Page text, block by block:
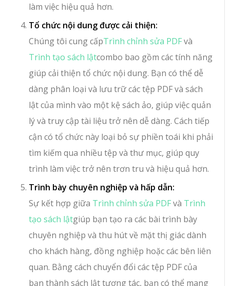
làm việc hiệu quả hơn.
Tổ chức nội dung được cải thiện:
Chúng tôi cung cấpTrình chỉnh sửa PDFvà
Trình tạo sách lậtcombo bao gồm các tính năng
giúp cải thiện tổ chức nội dung. Bạn có thể dễ
dàng phân loại và lưu trữ các tệp PDF và sách
lật của mình vào một kệ sách ảo, giúp việc quản
lý và truy cập tài liệu trở nên dễ dàng. Cách tiếp
cận có tổ chức này loại bỏ sự phiền toái khi phải
tìm kiếm qua nhiều tệp và thư mục, giúp quy
trình làm việc trở nên trơn tru và hiệu quả hơn.
Trình bày chuyên nghiệp và hấp dẫn:
Sự kết hợp giữa Trình chỉnh sửa PDFvà Trình
tạo sách lậtgiúp bạn tạo ra các bài trình bày
chuyên nghiệp và thu hút về mặt thị giác dành
cho khách hàng, đồng nghiệp hoặc các bên liên
quan. Bằng cách chuyển đổi các tệp PDF của
bạn thành sách lật tương tác, bạn có thể mang